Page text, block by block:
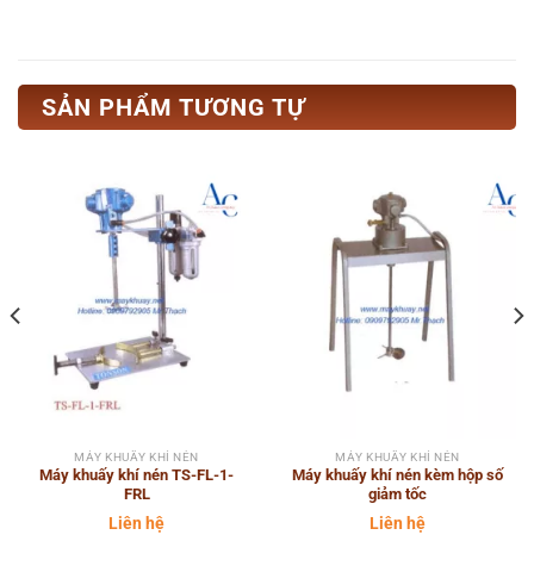
SẢN PHẨM TƯƠNG TỰ
MÁY KHUẤY KHÍ NÉN
Máy khuấy khí nén TS-FL-1-
FRL
Liên hệ
MÁY KHUẤY KHÍ NÉN
Máy khuấy khí nén kèm hộp số
giảm tốc
Liên hệ